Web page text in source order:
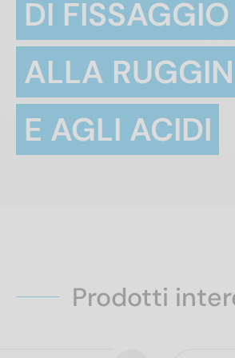
DI
ALLA
E AGLI ACIDI
Prodotti